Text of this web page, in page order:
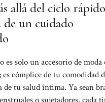
allá del ciclo
un cuidado
es solo un accesorio de moda
cómplice de tu comodidad
de tu salud íntima. Ya sean